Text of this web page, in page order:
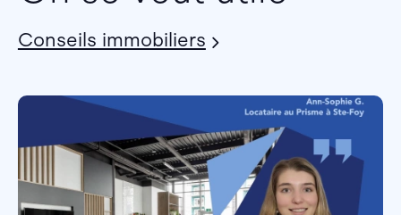
Conseils immobiliers